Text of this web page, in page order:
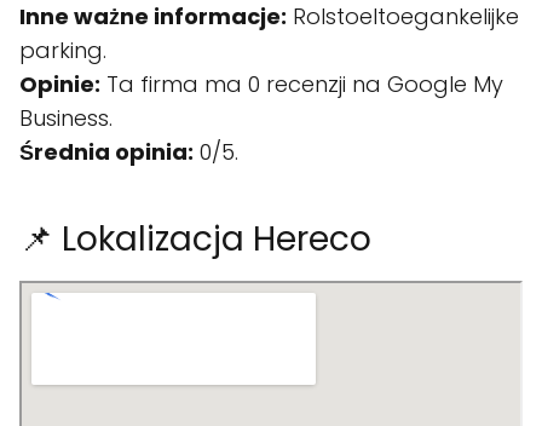
Inne ważne informacje: Rolstoeltoegankelijke
parking.
Opinie: Ta firma ma 0 recenzji na Google My
Business.
Średnia opinia: 0/5.
📌 Lokalizacja Hereco